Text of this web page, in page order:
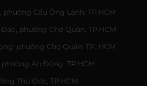
phường Cầu Ông Lãnh, TP.HCM
phường Chợ Quán, TP.HCM
phường Chợ Quán, TP. HCM
An Đông, TP.HCM
Thủ Đức, TP.HCM